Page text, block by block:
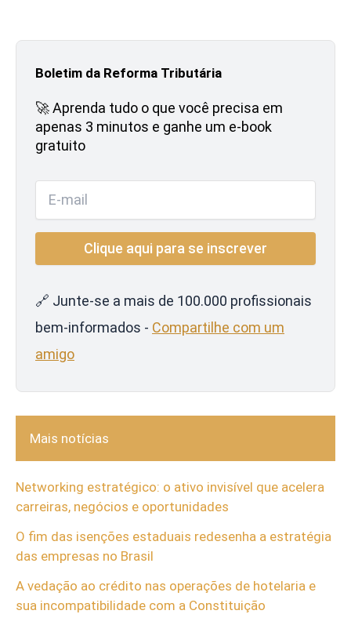
Boletim da Reforma Tributária
🚀 Aprenda tudo o que você precisa em
apenas 3 minutos e ganhe um e-book
gratuito
🔗 Junte-se a mais de 100.000 profissionais
bem-informados - Compartilhe com um
amigo
Mais notícias
Networking estratégico: o ativo invisível que acelera
carreiras, negócios e oportunidades
O fim das isenções estaduais redesenha a estratégia
das empresas no Brasil
A vedação ao crédito nas operações de hotelaria e
sua incompatibilidade com a Constituição